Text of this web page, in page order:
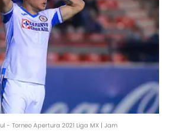
- Torneo Apertura 2021 Liga MX | Jam